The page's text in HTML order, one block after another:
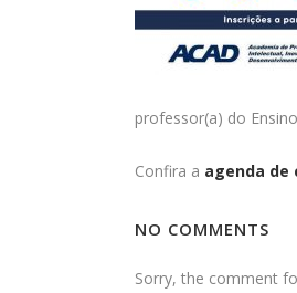
professor(a) do
Confira a agenda de
NO COMMENTS
Sorry, the comment